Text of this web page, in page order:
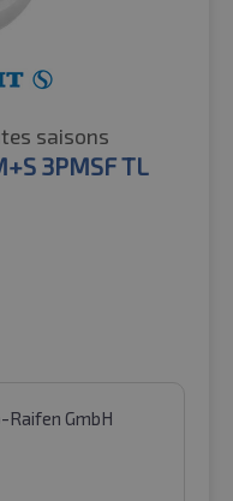
saisons
3PMSF TL
Raifen GmbH